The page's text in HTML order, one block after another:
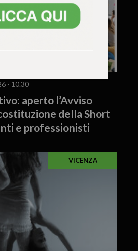
- 10.30
aperto l’Avviso
della Short
e professionisti
VICENZA